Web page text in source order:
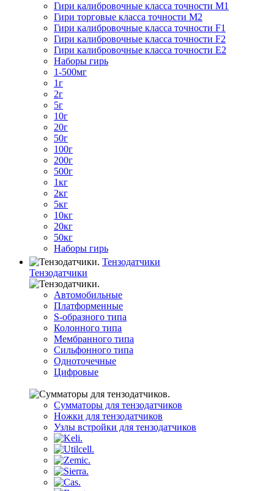
Гири калибровочные класса точности M1
Гири торговые класса точности M2
Гири калибровочные класса точности F1
Гири калибровочные класса точности F2
Гири калибровочные класса точности E2
Наборы гирь
1-500мг
1г
2г
5г
10г
20г
50г
100г
200г
500г
1кг
2кг
5кг
10кг
20кг
50кг
Наборы гирь
Тензодатчики
Тензодатчики
Автомобильные
Платформенные
S-образного типа
Колонного типа
Мембранного типа
Сильфонного типа
Одноточечные
Цифровые
Сумматоры для тензодатчиков
Ножки для тензодатчиков
Узлы встройки для тензодатчиков